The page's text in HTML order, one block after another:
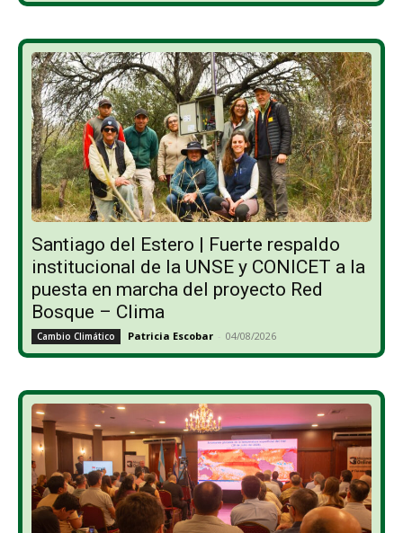
Santiago del Estero | Fuerte respaldo
institucional de la UNSE y CONICET a la
puesta en marcha del proyecto Red
Bosque – Clima
Cambio Climático Patricia Escobar - 04/08/2026